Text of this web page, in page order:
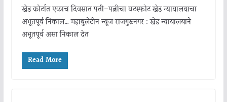
खेड कोर्टात एकाच दिवसात पती–पत्नीचा घटस्फोट खेड न्यायालयाचा
अभूतपूर्व निकाल… महाबुलेटीन न्यूज राजगुरूनगर : खेड न्यायालयाने
अभूतपूर्व असा निकाल देत
Read More